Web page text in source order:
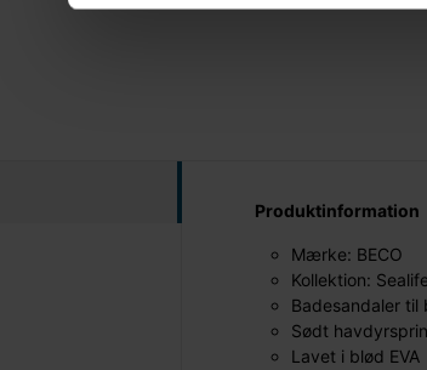
Produktinformation
Mærke: BECO
Kollektion:
Badesandaler til
Sødt
Lavet i blød EVA